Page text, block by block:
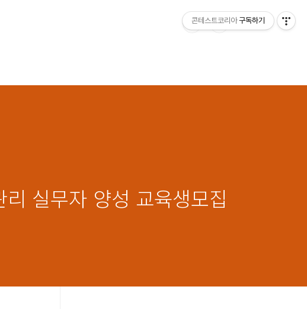
실무자 양성 교육생모집
콘테스트코리아 구독하기